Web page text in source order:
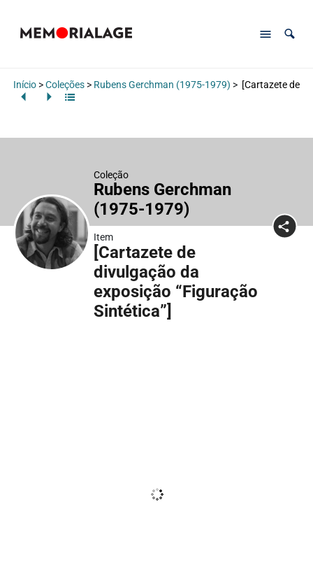
Início>Coleções> Rubens Gerchman (1975-1979) > [Cartazete de
Coleção
Rubens Gerchman
(1975-1979)
Item
[Cartazete de
divulgação da
exposição “Figuração
Sintética”]